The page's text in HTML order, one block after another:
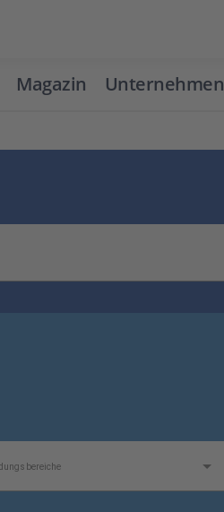
Magazin Unternehmen